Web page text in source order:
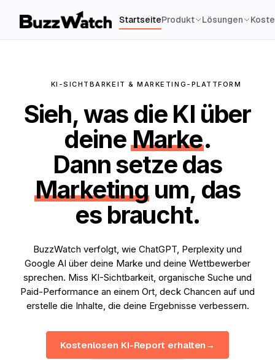
StartseiteProdukt Lösungen
KI-SICHTBARKEIT & MARKETING-PLATTFORM
Sieh, was die KI über
deineMarke.
Dann setze das
Marketing um, das
es braucht.
BuzzWatch verfolgt, wie ChatGPT, Perplexity und
Google AI über deine Marke und deine Wettbewerber
sprechen. Miss KI-Sichtbarkeit, organische Suche und
Paid-Performance an einem Ort, deck Chancen auf und
erstelle die Inhalte, die deine Ergebnisse verbessern.
Kostenlosen KI-Report erhalten →